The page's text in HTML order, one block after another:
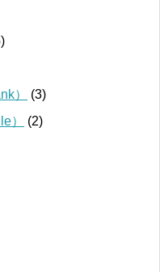
）
(3)
）
(2)